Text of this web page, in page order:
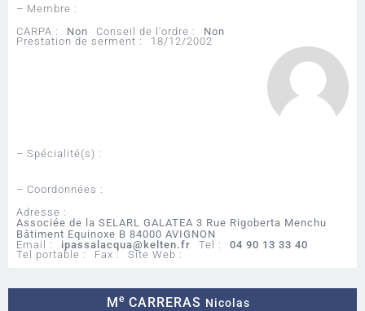
– Membre :
CARPA :
Non Conseil de l'ordre :
Non
Prestation de serment :
18/12/2002
– Spécialité(s) :
– Coordonnées :
Adresse :
Associée de la SELARL GALATEA 3 Rue Rigoberta Menchu
Bâtiment Equinoxe B 84000 AVIGNON
Email :
ipassalacqua@kelten.fr Tel :
04 90 13 33 40
Tel portable :
Fax : Site Web :
Me CARRERAS Nicolas